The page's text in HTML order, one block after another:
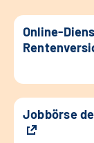
Online-
Jobbörse